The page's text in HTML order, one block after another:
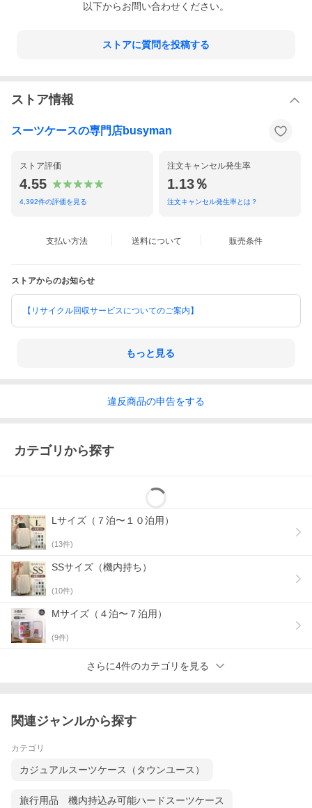
以下からお問い合わせください。
ストアに質問を投稿する
ストア情報
スーツケースの専門店busyman
ストア評価
4.55
4,392件の評価を見る
注文キャンセル発生率
1.13％
注文キャンセル発生率とは？
支払い方法 送料について 販売条件
ストアからのお知らせ
【リサイクル回収サービスについてのご案内】
もっと見る
違反商品の申告をする
カテゴリから探す
Lサイズ（７泊〜１０泊用）
(13件)
SSサイズ（機内持ち）
(10件)
Mサイズ（４泊〜７泊用）
(9件)
さらに4件のカテゴリを見る
関連ジャンルから探す
カテゴリ
カジュアルスーツケース（タウンユース）
旅行用品 機内持込み可能ハードスーツケース